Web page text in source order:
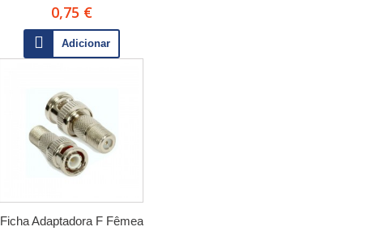
0,75 €
Adicionar
Ficha Adaptadora F Fêmea